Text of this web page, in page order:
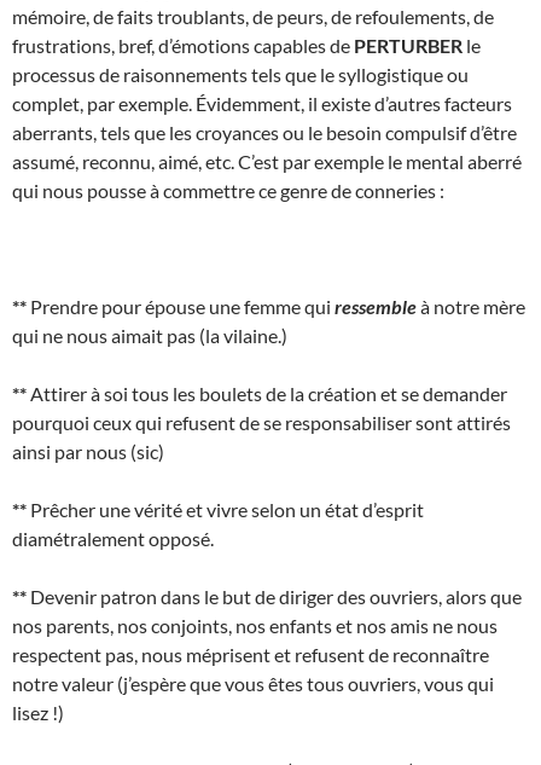
mémoire, de faits troublants, de peurs, de refoulements, de
frustrations, bref, d’émotions capables de PERTURBER le
processus de raisonnements tels que le syllogistique ou
complet, par exemple. Évidemment, il existe d’autres facteurs
aberrants, tels que les croyances ou le besoin compulsif d’être
assumé, reconnu, aimé, etc. C’est par exemple le mental aberré
qui nous pousse à commettre ce genre de conneries :
** Prendre pour épouse une femme qui ressembleà notre mère
qui ne nous aimait pas (la vilaine.)
** Attirer à soi tous les boulets de la création et se demander
pourquoi ceux qui refusent de se responsabiliser sont attirés
ainsi par nous (sic)
** Prêcher une vérité et vivre selon un état d’esprit
diamétralement opposé.
** Devenir patron dans le but de diriger des ouvriers, alors que
nos parents, nos conjoints, nos enfants et nos amis ne nous
respectent pas, nous méprisent et refusent de reconnaître
notre valeur (j’espère que vous êtes tous ouvriers, vous qui
lisez !)